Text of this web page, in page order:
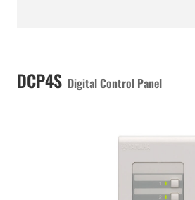
DCP4S Digital Control Panel